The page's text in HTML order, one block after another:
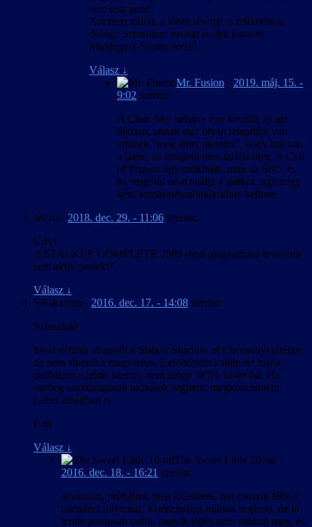
sem lesz gond.
Azt nem tudod, a többi résznél is működik a
dolog? Szeretném azokat is újra játszani.
Mindegyik Steam verzió.
Válasz ↓
Mr. Fusion - 2019. máj. 15. -
9:02 szerint:
A Clear Sky néhány éve készült, és azt
hiszem, annak már olyan telepítője van,
aminek “meg lehet mutatni”, hogy hol van
a játék, ha magától nem találja meg. A Call
of Pripyat úgy működik, mint az SoC, és
ha magától nem találja a játékot, ugyanigy
kézi bemásolással működnie kellene.
Mezo - 2018. dec. 29. - 11:06 szerint:
Üdv!
A STALKER COMPLETE 2009 mod magyarítása továbbra
sem aktív projekt?
Válasz ↓
VAskatona - 2016. dec. 17. - 14:08 szerint:
Sziasztok!
Most vettem steamről a Stalker Shadow of Chernobyl játékot,
de nem sikerül a magyarítás. Letöltöttem a fájlt, de hiába
próbálom a leírás szerint, nem megy. WIN 10-en fut. Ha
esetleg szájbarágósan tudnátok segíteni, megköszönném.
Lehet emailban is.
Üdv
Válasz ↓
The Sweet Little 16-bit -
2016. dec. 18. - 16:21 szerint:
Javaslom, próbáljuk meg kideríteni, hol csúszik félre a
telepítési folyamat. Valószínűleg tudunk segíteni, de jó
lenne pontosan tudni, melyik lépés nem valósul meg, és